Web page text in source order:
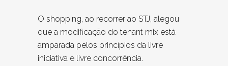
O shopping, ao recorrer ao STJ, alegou
que a modificação do tenant mix está
amparada pelos princípios da livre
iniciativa e livre concorrência.